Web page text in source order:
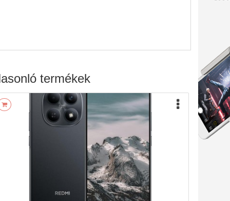
termékek